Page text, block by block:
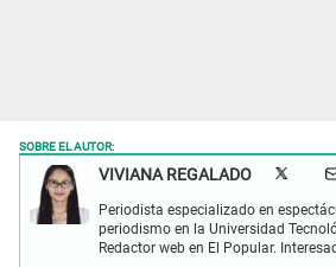
SOBRE EL AUTOR:
VIVIANA REGALADO
Periodista especializado en
periodismo en la Universidad
Redactor web en El Popular.